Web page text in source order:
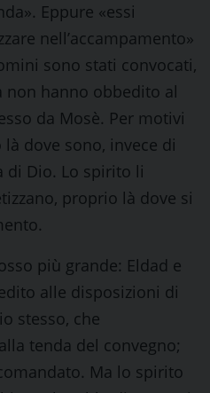
Eppure «essi
nell’accampamento»
sono stati convocati,
non hanno obbedito al
da Mosè. Per motivi
dove sono, invece di
di Dio. Lo spirito li
proprio là dove si
più grande: Eldad e
alle disposizioni di
stesso, che
tenda del convegno;
Ma lo spirito